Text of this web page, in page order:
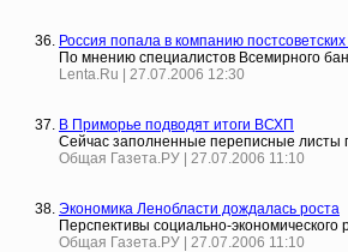
Россия попала в компанию
По мнению специалистов Всемирного
Lenta.Ru | 27.07.2006 12:30
В Приморье подводят итоги ВСХП
Сейчас заполненные переписные листы
Общая Газета.РУ | 27.07.2006 11:10
Экономика Ленобласти дождалась роста
Перспективы социально-экономического
Общая Газета.РУ | 27.07.2006 11:10